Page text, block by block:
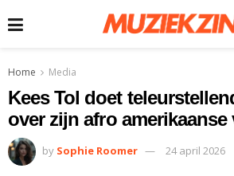
Home Media
Kees Tol doet
over zijn afro amerikaanse
by Sophie Roomer 24 april 2026